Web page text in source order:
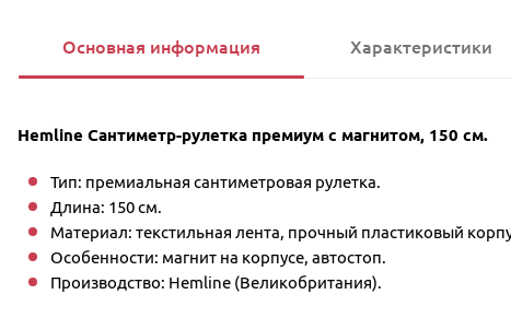
Основная информация Характеристики
Hemline Сантиметр-рулетка премиум с магнитом, 150 см.
Тип: премиальная сантиметровая рулетка.
Длина: 150 см.
Материал: текстильная лента, прочный пластиковый
Особенности: магнит на корпусе, автостоп.
Производство: Hemline (Великобритания).